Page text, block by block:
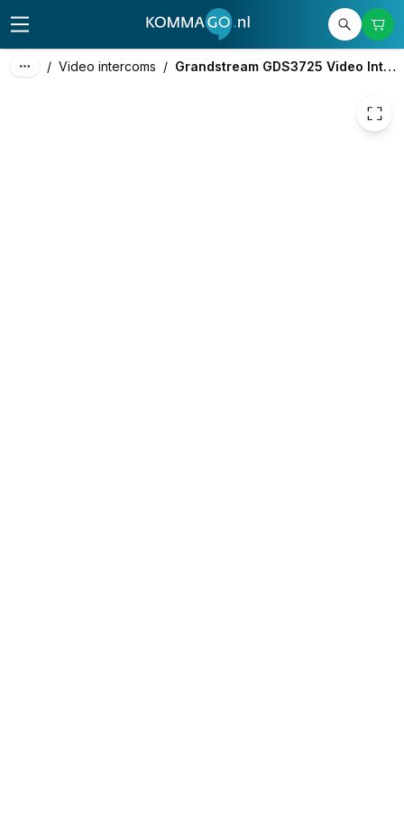
/ Video intercoms / Grandstream GDS3725 Video Intercom
excl. btw